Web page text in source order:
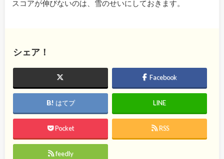
スコアが伸びないのは、雪のせいにしておきます。
シェア！
Facebook
はてブ LINE
Pocket RSS
feedly